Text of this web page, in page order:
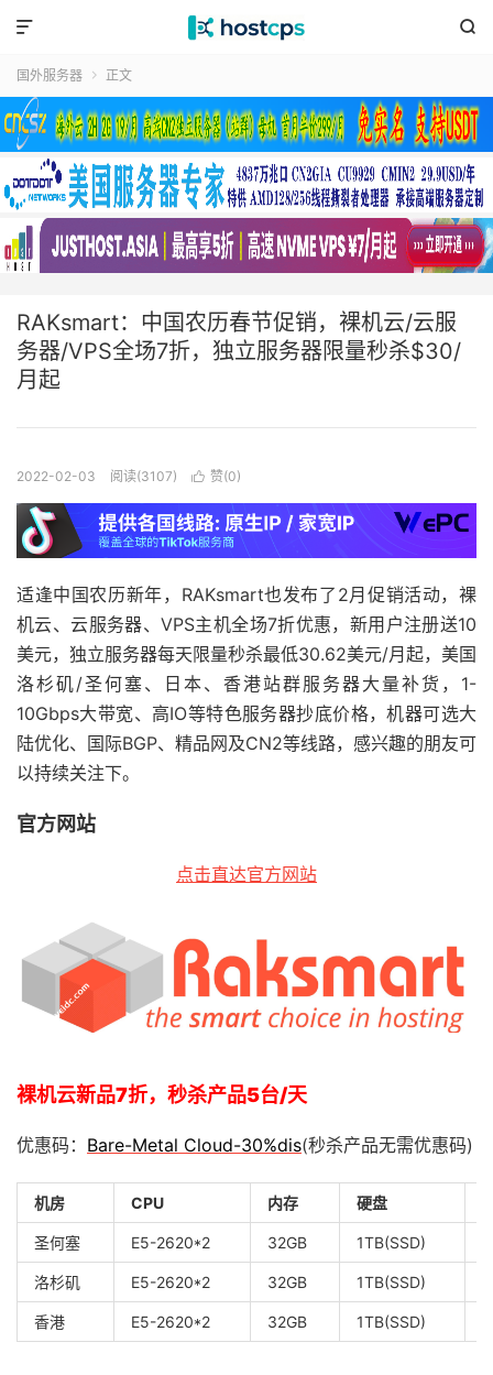


国外服务器  正文
RAKsmart：中国农历春节促销，裸机云/云服
务器/VPS全场7折，独立服务器限量秒杀$30/
月起
2022-02-03 阅读(3107)  赞(0)
适逢中国农历新年，RAKsmart也发布了2月促销活动，裸
机云、云服务器、VPS主机全场7折优惠，新用户注册送10
美元，独立服务器每天限量秒杀最低30.62美元/月起，美国
洛杉矶/圣何塞、日本、香港站群服务器大量补货，1-
10Gbps大带宽、高IO等特色服务器抄底价格，机器可选大
陆优化、国际BGP、精品网及CN2等线路，感兴趣的朋友可
以持续关注下。
官方网站
点击直达官方网站
裸机云新品7折，秒杀产品5台/天
优惠码： Bare-Metal Cloud-30%dis(秒杀产品无需优惠码)
机房 CPU 内存 硬盘
圣何塞 E5-2620*2 32GB 1TB(SSD)
洛杉矶 E5-2620*2 32GB 1TB(SSD)
香港 E5-2620*2 32GB 1TB(SSD)